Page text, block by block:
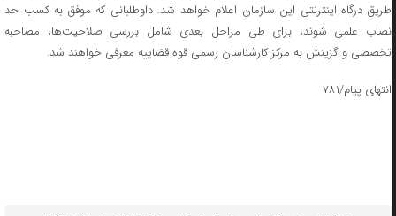
طریق درگاه اینترنتی این سازمان اعلام خواهد شد. داوطلبانی که موفق به کسب حد
نصاب علمی شوند، برای طی مراحل بعدی شامل بررسی صلاحیت‌ها، مصاحبه
تخصصی و گزینش به مرکز کارشناسان رسمی قوه قضاییه معرفی خواهند شد.
انتهای پیام/۷۸۱